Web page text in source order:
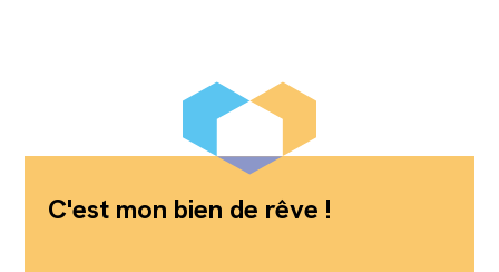
C'est mon bien de rêve !